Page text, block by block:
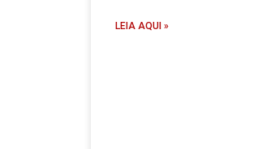
LEIA AQUI »